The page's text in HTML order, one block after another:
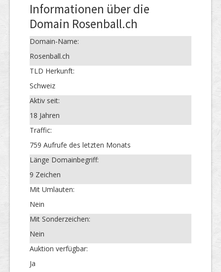
Informationen über die
Domain Rosenball.ch
Domain-Name:
Rosenball.ch
TLD Herkunft:
Schweiz
Aktiv seit:
18 Jahren
Traffic:
759 Aufrufe des letzten Monats
Länge Domainbegriff:
9 Zeichen
Mit Umlauten:
Nein
Mit Sonderzeichen:
Nein
Auktion verfügbar:
Ja